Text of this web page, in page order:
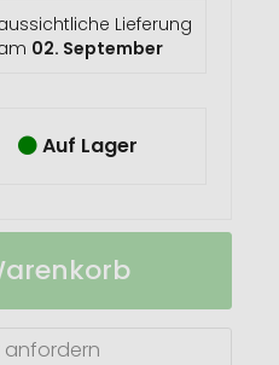
Lieferung
02. September
Auf Lager